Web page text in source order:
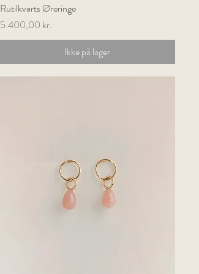
Hurtigvisning
Rutilkvarts Øreringe
Pris
5.400,00 kr.
Ikke på lager